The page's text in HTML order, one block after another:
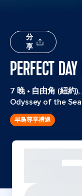
分
享
PERFECT
7 晚• 自由角 (紐約),
Odyssey of the
早鳥尊享禮遇